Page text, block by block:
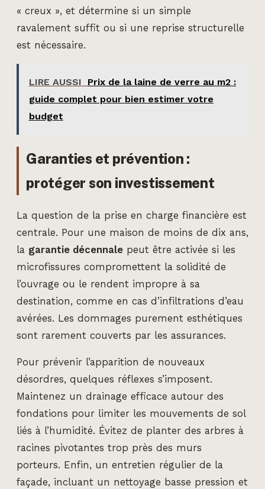
« creux », et détermine si un simple
ravalement suffit ou si une reprise structurelle
est nécessaire.
LIRE AUSSI
Prix de la laine de verre au m2 :
guide complet pour bien estimer votre
budget
Garanties et prévention :
protéger son investissement
La question de la prise en charge financière est
centrale. Pour une maison de moins de dix ans,
la garantie décennale peut être activée si les
microfissures compromettent la solidité de
l’ouvrage ou le rendent impropre à sa
destination, comme en cas d’infiltrations d’eau
avérées. Les dommages purement esthétiques
sont rarement couverts par les assurances.
Pour prévenir l’apparition de nouveaux
désordres, quelques réflexes s’imposent.
Maintenez un drainage efficace autour des
fondations pour limiter les mouvements de sol
liés à l’humidité. Évitez de planter des arbres à
racines pivotantes trop près des murs
porteurs. Enfin, un entretien régulier de la
façade, incluant un nettoyage basse pression et